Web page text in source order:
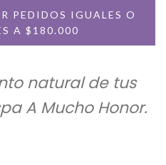
PEDIDOS IGUALES O
A $180.000
natural de tus
A Mucho Honor.